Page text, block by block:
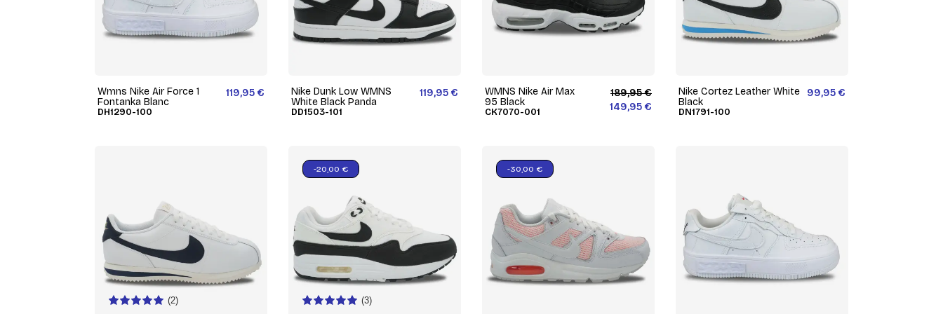
Wmns Nike Air Force 1
Fontanka Blanc
DH1290-100
119,95 €
Nike Dunk Low WMNS
White Black Panda
DD1503-101
119,95 €
WMNS Nike Air Max
95 Black
CK7070-001
189,95 €
149,95 €
Nike Cortez Leather White
Black
DN1791-100
99,95 €
(2) (3)
-20,00 € -30,00 €